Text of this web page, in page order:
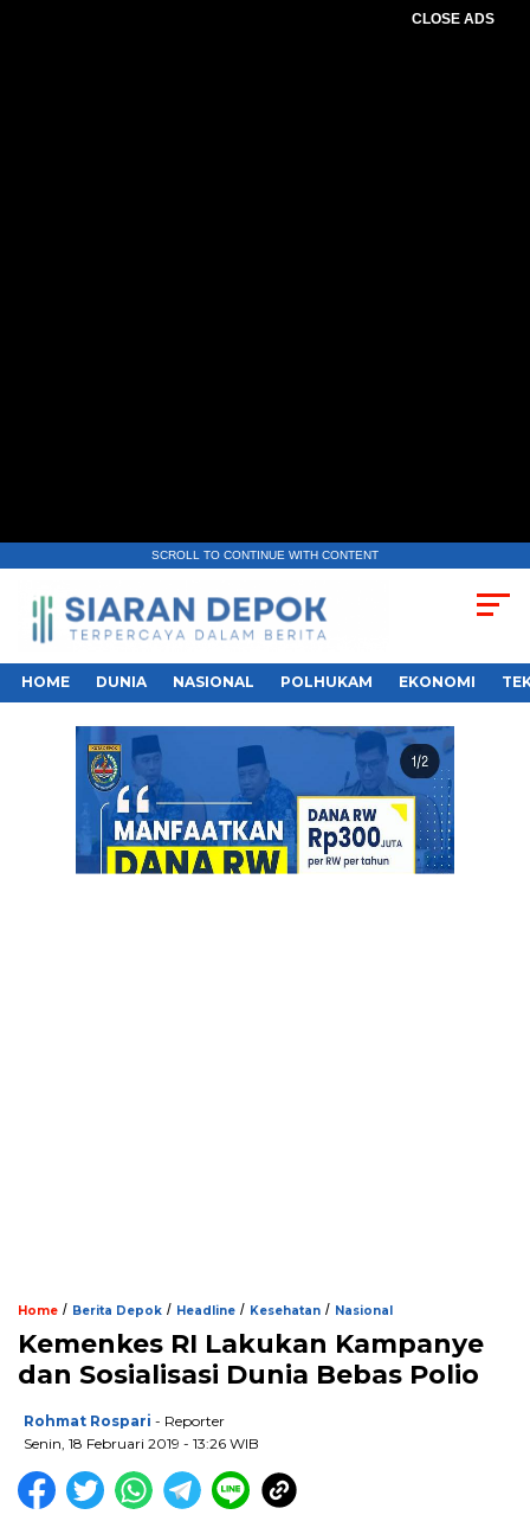
CLOSE ADS
SCROLL TO CONTINUE WITH CONTENT
HOME DUNIA NASIONAL POLHUKAM EKONOMI
Home / Berita Depok / Headline / Kesehatan / Nasional
Kemenkes RI Lakukan Kampanye
dan Sosialisasi Dunia Bebas Polio
Rohmat Rospari - Reporter
Senin, 18 Februari 2019 - 13:26 WIB